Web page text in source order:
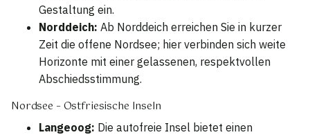
Gestaltung ein.
Norddeich: Ab Norddeich erreichen Sie in kurzer
Zeit die offene Nordsee; hier verbinden sich weite
Horizonte mit einer gelassenen, respektvollen
Abschiedsstimmung.
Nordsee – Ostfriesische Inseln
Langeoog: Die autofreie Insel bietet einen